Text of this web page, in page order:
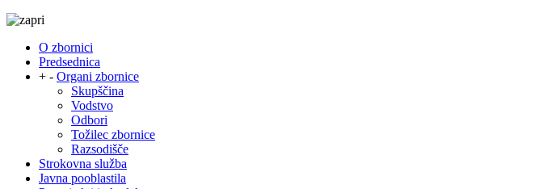
O zbornici
Predsednica
+ - Organi zbornice
Skupščina
Vodstvo
Odbori
Tožilec zbornice
Razsodišče
Strokovna služba
Javna pooblastila